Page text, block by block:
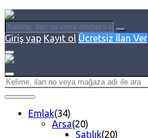
Giriş yap Kayıt ol Ücretsiz İlan Ver
Emlak(34)
Arsa(20)
Satılık(20)